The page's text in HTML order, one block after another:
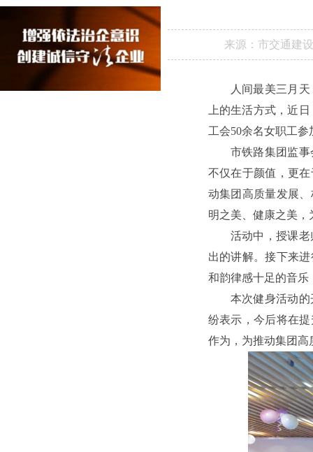
来源： 市交通建
人间最美三月
上的生活方式，近
工会50余名女职工
市铁路集团监
不仅在于颜值，更
动集团高质量发展
明之美、健康之美
活动中，授课
出的讲解。接下来
和韵律感十足的音乐
本次健身活动
纷表示，今后将在
作为，为推动集团高